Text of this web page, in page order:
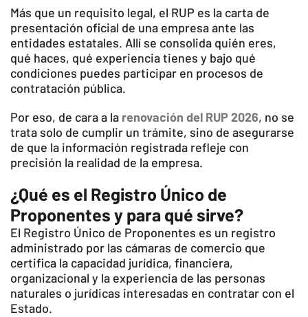
Más que un requisito legal, el RUP es la carta de
presentación oficial de una empresa ante las
entidades estatales. Allí se consolida quién eres,
qué haces, qué experiencia tienes y bajo qué
condiciones puedes participar en procesos de
contratación pública.
Por eso, de cara a la renovación del RUP 2026, no se
trata solo de cumplir un trámite, sino de asegurarse
de que la información registrada refleje con
precisión la realidad de la empresa.
¿Qué es el Registro Único de
Proponentes y para qué sirve?
El Registro Único de Proponentes es un registro
administrado por las cámaras de comercio que
certifica la capacidad jurídica, financiera,
organizacional y la experiencia de las personas
naturales o jurídicas interesadas en contratar con el
Estado.